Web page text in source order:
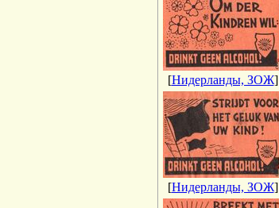
[Нидерланды, ЗОЖ]
[Нидерланды, ЗОЖ]